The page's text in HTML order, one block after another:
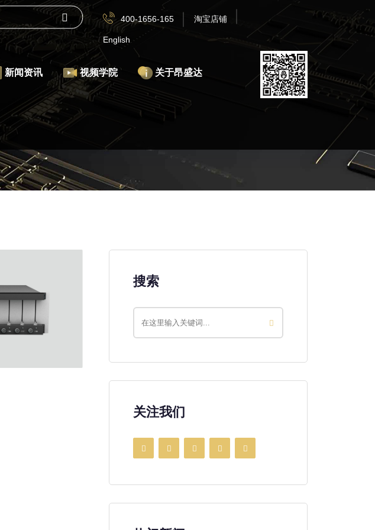
400-1656-165 淘宝店铺
English
新闻资讯 视频学院 关于昂盛达
搜索
关注我们